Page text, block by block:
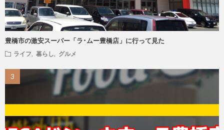
豊橋市の激安スーパー「ラ･ムー豊橋店」に行って見た
ライフ 暮らし グルメ